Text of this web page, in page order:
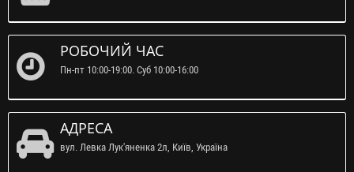
РОБОЧИЙ ЧАС
Пн-пт 10:00-19:00. Суб 10:00-16:00
АДРЕСА
вул. Левка Лук'яненка 2л, Київ, Україна